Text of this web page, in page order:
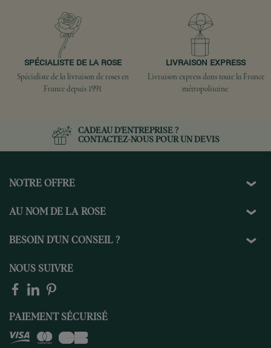
SPÉCIALISTE DE LA ROSE
Spécialiste de la livraison de roses en
France depuis 1991
LIVRAISON EXPRESS
Livraison express dans toute la France
métropolitaine
CADEAU D'ENTREPRISE ?
CONTACTEZ-NOUSPOUR UN DEVIS
NOTRE OFFRE
AU NOM DE LA ROSE
BESOIN D'UN CONSEIL ?
NOUS SUIVRE
PAIEMENT SÉCURISÉ